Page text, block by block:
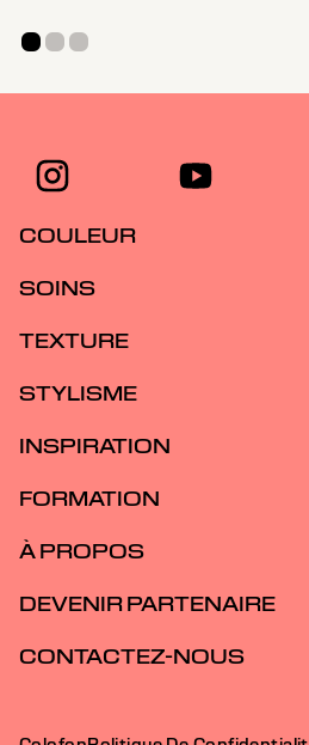
COULEUR
SOINS
TEXTURE
STYLISME
INSPIRATION
FORMATION
À PROPOS
DEVENIR PARTENAIRE
CONTACTEZ-NOUS